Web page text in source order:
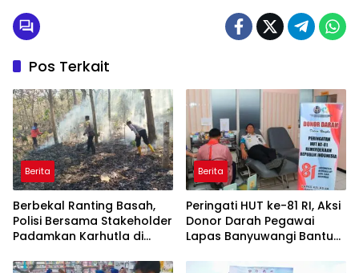
Pos Terkait
Berita
Berbekal Ranting Basah,
Polisi Bersama Stakeholder
Padamkan Karhutla di
Trenggalek
Berita
Peringati HUT ke-81 RI, Aksi
Donor Darah Pegawai
Lapas Banyuwangi Bantu